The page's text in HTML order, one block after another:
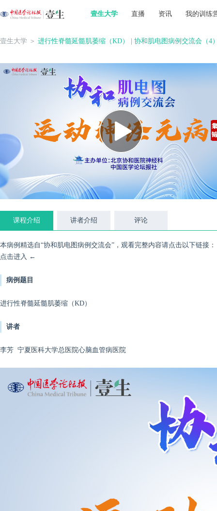
壹生大学 直播 资讯 我的训练
壹生大学 ＞ 进行性脊髓延髓肌萎缩（KD） | 协和肌电图病例交流会（4
课程介绍 讲者介绍 评论
本病例精选自“协和肌电图病例交流会”，观看完整内容请点击以下链接：
点击进入 ←
病例题目
进行性脊髓延髓肌萎缩（KD）
讲者
李芳 宁夏医科大学总医院心脑血管病医院